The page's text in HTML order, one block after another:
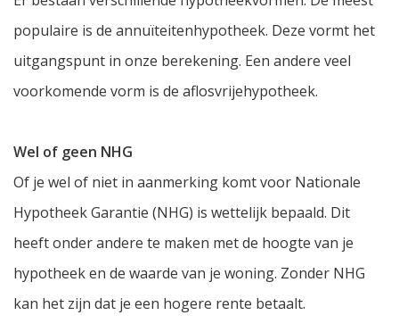
populaire is de annuïteitenhypotheek. Deze vormt het
uitgangspunt in onze berekening. Een andere veel
voorkomende vorm is de aflosvrijehypotheek.
Wel of geen NHG
Of je wel of niet in aanmerking komt voor Nationale
Hypotheek Garantie (NHG) is wettelijk bepaald. Dit
heeft onder andere te maken met de hoogte van je
hypotheek en de waarde van je woning. Zonder NHG
kan het zijn dat je een hogere rente betaalt.